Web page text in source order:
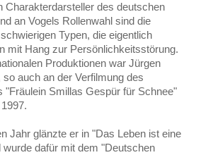
Charakterdarsteller des deutschen
an Vogels Rollenwahl sind die
Typen, die eigentlich
mit Hang zur Persönlichkeitsstörung.
Produktionen war Jürgen
so auch an der Verfilmung des
"Fräulein Smillas Gespür für Schnee"
Jahr glänzte er in "Das Leben ist eine
wurde dafür mit dem "Deutschen